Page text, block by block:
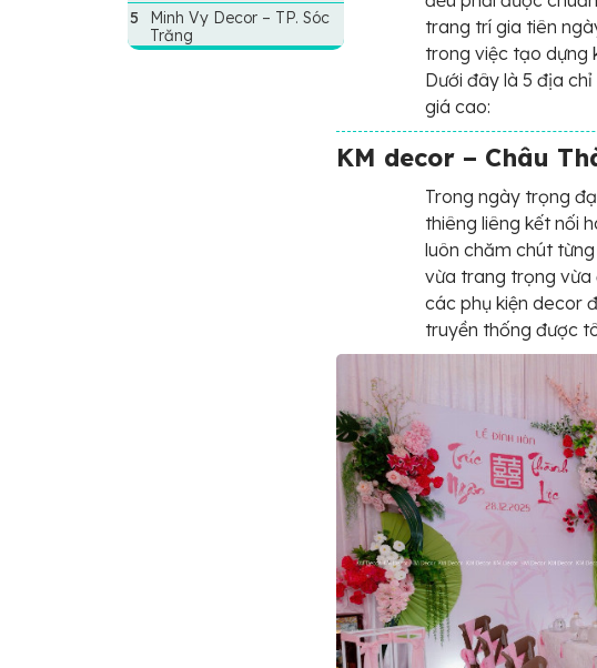
Minh Vy Decor – TP. Sóc
Trăng
trang trí gia tiên
trong việc tạo dựng
Dưới đây là 5 địa
giá cao:
KM decor – Châu
Trong ngày trọng
thiêng liêng kết nối
luôn chăm chút
vừa trang trọng vừa
các phụ kiện decor
truyền thống được